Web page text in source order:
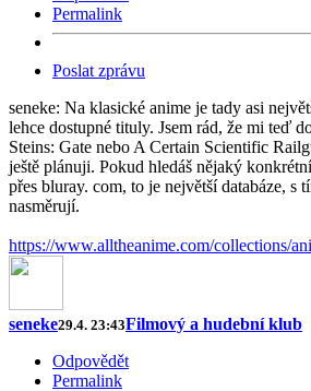
Permalink
Poslat zprávu
seneke: Na klasické anime je tady asi
lehce dostupné tituly. Jsem rád, že mi teď
Steins: Gate nebo A Certain Scientific
ještě plánuji. Pokud hledáš nějaký
přes bluray. com, to je největší databáze, s
nasměrují.
https://www.alltheanime.com/collections/
seneke29.4. 23:43Filmový a hudební klub
Odpovědět
Permalink